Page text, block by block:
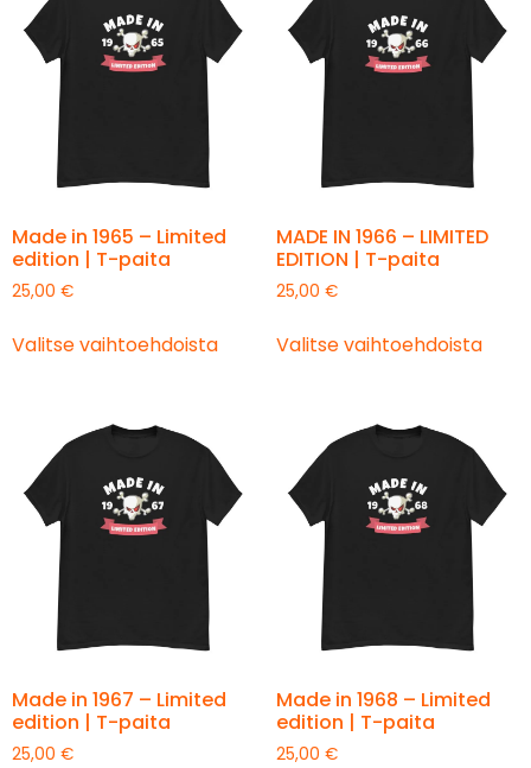
Made in 1965 – Limited
edition | T-paita
25,00 €
Valitse vaihtoehdoista
MADE IN 1966 – LIMITED
EDITION | T-paita
25,00 €
Valitse vaihtoehdoista
Made in 1967 – Limited
edition | T-paita
25,00 €
Made in 1968 – Limited
edition | T-paita
25,00 €